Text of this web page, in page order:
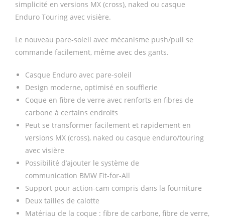
simplicité en versions MX (cross), naked ou casque
Enduro Touring avec visière.
Le nouveau pare-soleil avec mécanisme push/pull se
commande facilement, même avec des gants.
Casque Enduro avec pare-soleil
Design moderne, optimisé en soufflerie
Coque en fibre de verre avec renforts en fibres de
carbone à certains endroits
Peut se transformer facilement et rapidement en
versions MX (cross), naked ou casque enduro/touring
avec visière
Possibilité d’ajouter le système de
communication BMW Fit-for-All
Support pour action-cam compris dans la fourniture
Deux tailles de calotte
Matériau de la coque : fibre de carbone, fibre de verre,